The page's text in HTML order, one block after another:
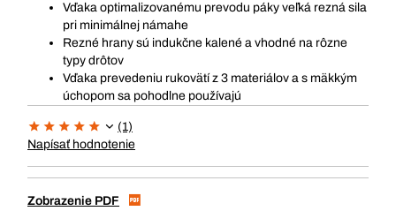
Vďaka optimalizovanému prevodu páky veľká rezná sila
pri minimálnej námahe
Rezné hrany sú indukčne kalené a vhodné na rôzne
typy drôtov
Vďaka prevedeniu rukovätí z 3 materiálov a s mäkkým
úchopom sa pohodlne používajú
(1)
Napísať hodnotenie
Zobrazenie PDF